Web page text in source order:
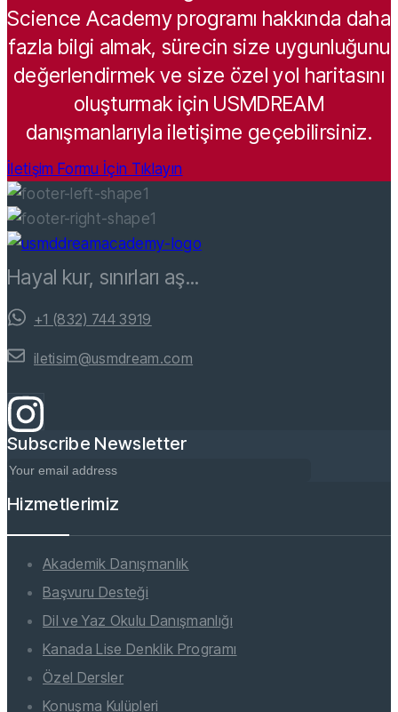
Science Academy programı hakkında daha
fazla bilgi almak, sürecin size uygunluğunu
değerlendirmek ve size özel yol haritasını
oluşturmak için USMDREAM
danışmanlarıyla iletişime geçebilirsiniz.
İletişim Formu İçin Tıklayın
Hayal kur, sınırları aş...
+1 (832) 744 3919
iletisim@usmdream.com
Subscribe Newsletter
Hizmetlerimiz
Akademik Danışmanlık
Başvuru Desteği
Dil ve Yaz Okulu Danışmanlığı
Kanada Lise Denklik Programı
Özel Dersler
Konuşma Kulüpleri